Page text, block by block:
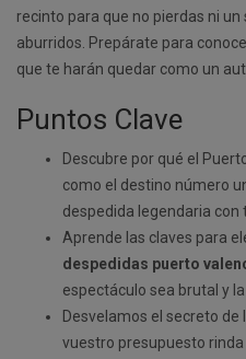
recinto para que no pierdas ni
aburridos. Prepárate para
que te harán quedar como un
Puntos Clave
Descubre por qué el
como el destino número
despedida legendaria con
Aprende las claves para
despedidas puerto
espectáculo sea brutal y
Desvelamos el secreto de
vuestro presupuesto